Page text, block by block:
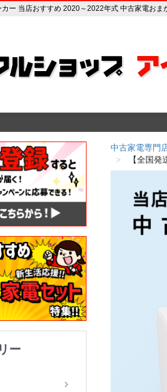
カー 当店おすすめ 2020～2022年式 中古家電お
ー
中古家電専門
【全国